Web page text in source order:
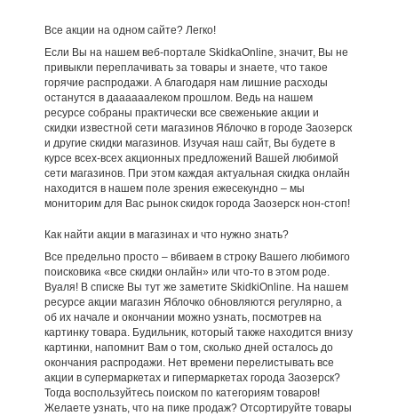
Все акции на одном сайте? Легко!
Если Вы на нашем веб-портале SkidkaOnline, значит, Вы не
привыкли переплачивать за товары и знаете, что такое
горячие распродажи. А благодаря нам лишние расходы
останутся в даааааалеком прошлом. Ведь на нашем
ресурсе собраны практически все свеженькие акции и
скидки известной сети магазинов Яблочко в городе Заозерск
и другие скидки магазинов. Изучая наш сайт, Вы будете в
курсе всех-всех акционных предложений Вашей любимой
сети магазинов. При этом каждая актуальная скидка онлайн
находится в нашем поле зрения ежесекундно – мы
мониторим для Вас рынок скидок города Заозерск нон-стоп!
Как найти акции в магазинах и что нужно знать?
Все предельно просто – вбиваем в строку Вашего любимого
поисковика «все скидки онлайн» или что-то в этом роде.
Вуаля! В списке Вы тут же заметите SkidkiOnline. На нашем
ресурсе акции магазин Яблочко обновляются регулярно, а
об их начале и окончании можно узнать, посмотрев на
картинку товара. Будильник, который также находится внизу
картинки, напомнит Вам о том, сколько дней осталось до
окончания распродажи. Нет времени перелистывать все
акции в супермаркетах и гипермаркетах города Заозерск?
Тогда воспользуйтесь поиском по категориям товаров!
Желаете узнать, что на пике продаж? Отсортируйте товары